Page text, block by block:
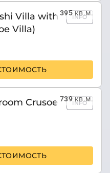
395кв.м.
Villa with
Villa)
INFO
739кв.м.
Crusoe
INFO